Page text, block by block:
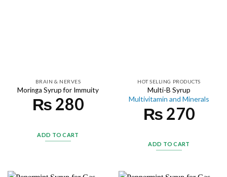
BRAIN & NERVES
Moringa Syrup for Immuity
₨ 280
ADD TO CART
HOT SELLING PRODUCTS
Multi-B Syrup
Multivitamin and Minerals
₨ 270
ADD TO CART